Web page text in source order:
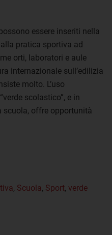
essere inseriti nella
pratica sportiva ad
orti, laboratori e aule
internazionale sull’edilizia
molto. L’uso
scolastico”, e in
scuola, offre opportunità
, Scuola, Sport, verde